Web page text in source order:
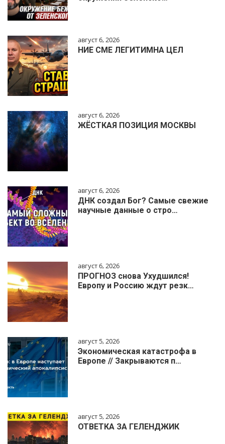
август 6, 2026
НИЕ СМЕ ЛЕГИТИМНА ЦЕЛ
август 6, 2026
ЖЁСТКАЯ ПОЗИЦИЯ МОСКВЫ
август 6, 2026
ДНК создал Бог? Самые свежие
научные данные о стро…
август 6, 2026
ПРОГНОЗ снова Ухудшился!
Европу и Россию ждут резк…
август 5, 2026
Экономическая катастрофа в
Европе // Закрываются п…
август 5, 2026
ОТВЕТКА ЗА ГЕЛЕНДЖИК